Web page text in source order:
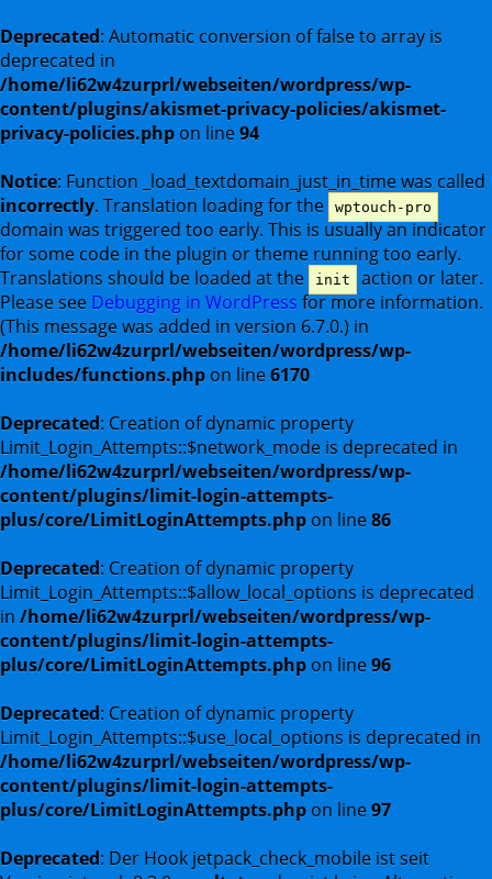
Deprecated: Automatic conversion of false to array is
deprecated in
/home/li62w4zurprl/webseiten/wordpress/wp-
content/plugins/akismet-privacy-policies/akismet-
privacy-policies.php on line94
Notice: Function _load_textdomain_just_in_time was called
incorrectly. Translation loading for the wptouch-pro
domain was triggered too early. This is usually an indicator
for some code in the plugin or theme running too early.
Translations should be loaded at the
init
action or later.
Please see Debugging in WordPress for more information.
(This message was added in version 6.7.0.) in
/home/li62w4zurprl/webseiten/wordpress/wp-
includes/functions.php on line6170
Deprecated: Creation of dynamic property
Limit_Login_Attempts::$network_mode is deprecated in
/home/li62w4zurprl/webseiten/wordpress/wp-
content/plugins/limit-login-attempts-
plus/core/LimitLoginAttempts.php on line86
Deprecated: Creation of dynamic property
Limit_Login_Attempts::$allow_local_options is deprecated
in /home/li62w4zurprl/webseiten/wordpress/wp-
content/plugins/limit-login-attempts-
plus/core/LimitLoginAttempts.php on line96
Deprecated: Creation of dynamic property
Limit_Login_Attempts::$use_local_options is deprecated in
/home/li62w4zurprl/webseiten/wordpress/wp-
content/plugins/limit-login-attempts-
plus/core/LimitLoginAttempts.php on line97
Deprecated: Der Hook jetpack_check_mobile ist seit